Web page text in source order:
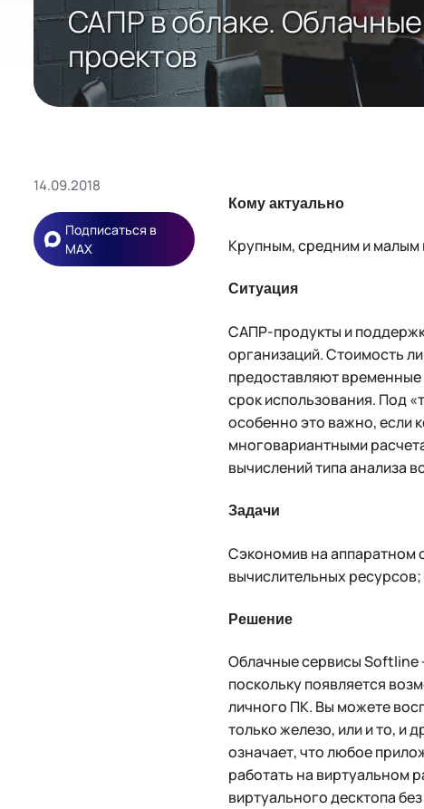
САПР в облаке.
проектов
14.09.2018
Подписаться в
MAX
Кому актуально
Крупным, средним и малым
Ситуация
САПР-продукты и
организаций. Стоимость
предоставляют
срок использования. Под
особенно это важно, если
многовариантными
вычислений типа анализа
Задачи
Сэкономив на аппаратном
вычислительных
Решение
Облачные сервисы Softline
поскольку появляется
личного ПК. Вы можете
только железо, или и то, и
означает, что любое
работать на виртуальном
виртуального десктопа